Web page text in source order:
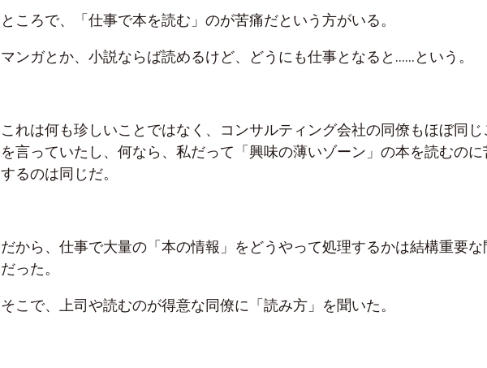
ところで、「仕事で本を読む」のが苦痛だという方がいる。
マンガとか、小説ならば読めるけど、どうにも仕事となると……という。
これは何も珍しいことではなく、コンサルティング会社の同僚もほぼ同じ
を言っていたし、何なら、私だって「興味の薄いゾーン」の本を読むのに
するのは同じだ。
だから、仕事で大量の「本の情報」をどうやって処理するかは結構重要な
だった。
そこで、上司や読むのが得意な同僚に「読み方」を聞いた。